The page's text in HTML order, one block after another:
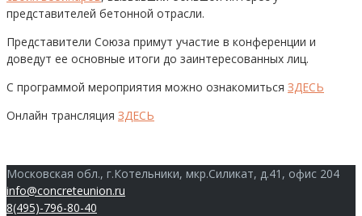
представителей бетонной отрасли.
Представители Союза примут участие в конференции и
доведут ее основные итоги до заинтересованных лиц.
С программой мероприятия можно ознакомиться ЗДЕСЬ
Онлайн трансляция ЗДЕСЬ
Московская обл., г.Котельники, мкр.Силикат, д.41, офис 204
info@concreteunion.ru
8(495)-796-80-40